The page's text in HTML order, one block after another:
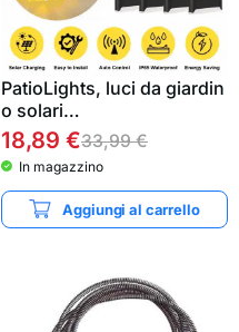
PatioLights, luci da giardin
o solari…
18,89 €33,99€
In magazzino
Aggiungi al carrello